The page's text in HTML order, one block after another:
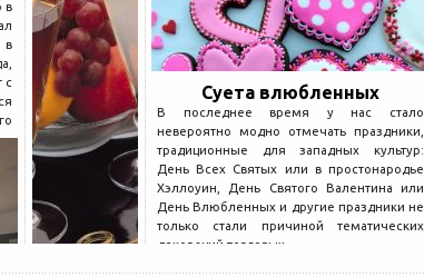
в
в
с
Суета влюбленных
В последнее время у нас стало
невероятно модно отмечать праздники,
традиционные для западных культур:
День Всех Святых или в простонародье
Хэллоуин, День Святого Валентина или
День Влюбленных и другие праздники не
только стали причиной тематических
декораций торговых...